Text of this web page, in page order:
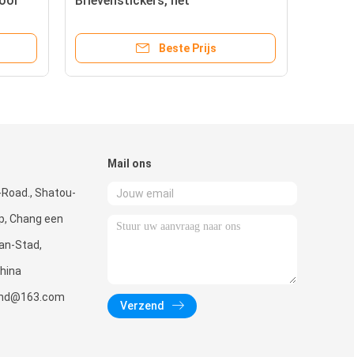
Kleuterschoolkinderen
Beste Prijs
Shatou-
Chang een
Stad,
Mail ons
Verzend